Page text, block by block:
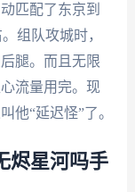
匹配了东京到
组队攻城时，
腿。而且无限
流量用完。现
他“延迟怪”了。
烬星河吗手